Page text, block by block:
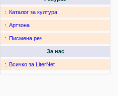
:. Каталог за култура
:. Артзона
:. Писмена реч
За нас
:. Всичко за LiterNet